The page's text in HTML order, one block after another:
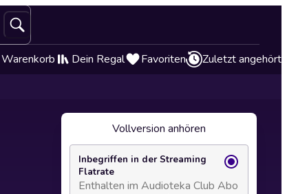
Warenkorb Dein Regal Favoriten Zuletzt angehört
Vollversion anhören
Inbegriffen in der Streaming
Flatrate
Enthalten im Audioteka Club Abo